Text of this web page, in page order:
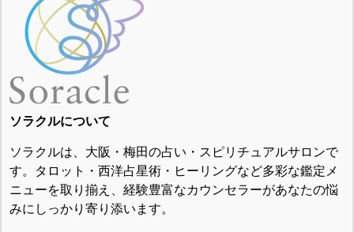
ソラクルについて
ソラクルは、大阪・梅田の占い・スピリチュアルサロンで
す。タロット・西洋占星術・ヒーリングなど多彩な鑑定メ
ニューを取り揃え、経験豊富なカウンセラーがあなたの悩
みにしっかり寄り添います。